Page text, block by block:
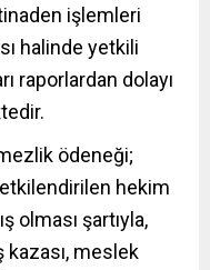
işlemleri
halinde yetkili
raporlardan dolayı
ödeneği;
hekim
olması şartıyla,
kazası, meslek